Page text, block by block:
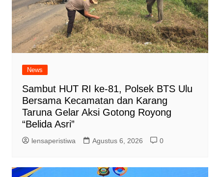
News
Sambut HUT RI ke-81, Polsek BTS Ulu
Bersama Kecamatan dan Karang
Taruna Gelar Aksi Gotong Royong
“Belida Asri”
lensaperistiwa Agustus 6, 2026 0